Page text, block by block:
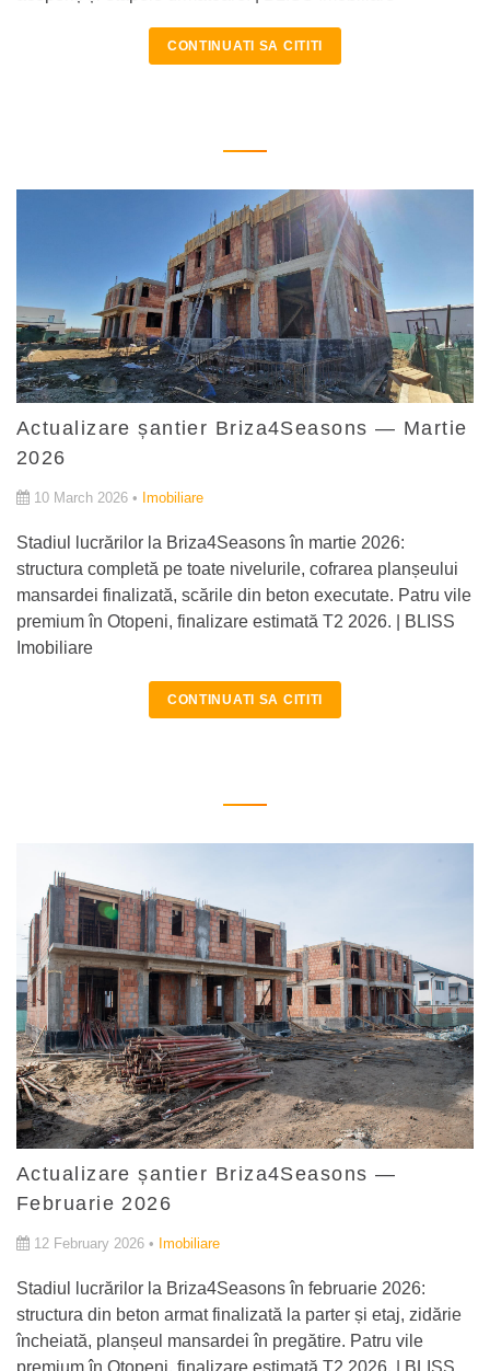
CONTINUATI SA CITITI
Actualizare șantier Briza4Seasons — Martie
2026
10 March 2026 • Imobiliare
Stadiul lucrărilor la Briza4Seasons în martie 2026:
structura completă pe toate nivelurile, cofrarea planșeului
mansardei finalizată, scările din beton executate. Patru vile
premium în Otopeni, finalizare estimată T2 2026. | BLISS
Imobiliare
CONTINUATI SA CITITI
Actualizare șantier Briza4Seasons —
Februarie 2026
12 February 2026 • Imobiliare
Stadiul lucrărilor la Briza4Seasons în februarie 2026:
structura din beton armat finalizată la parter și etaj, zidărie
încheiată, planșeul mansardei în pregătire. Patru vile